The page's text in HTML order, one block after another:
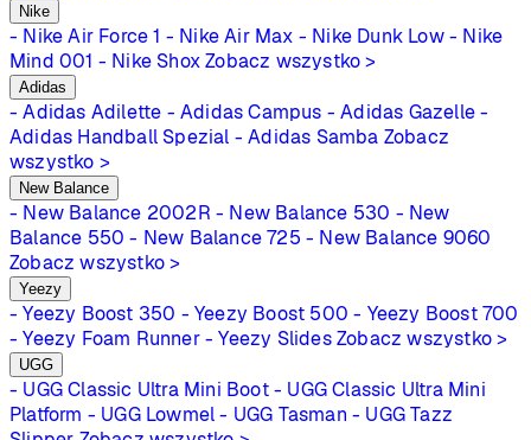
Nike
- Nike Air Force 1 - Nike Air Max - Nike Dunk Low - Nike
Mind 001 - Nike Shox Zobacz wszystko >
Adidas
- Adidas Adilette - Adidas Campus - Adidas Gazelle -
Adidas Handball Spezial - Adidas Samba Zobacz
wszystko >
New Balance
- New Balance 2002R - New Balance 530 - New
Balance 550 - New Balance 725 - New Balance 9060
Zobacz wszystko >
Yeezy
- Yeezy Boost 350 - Yeezy Boost 500 - Yeezy Boost 700
- Yeezy Foam Runner - Yeezy Slides Zobacz wszystko >
UGG
- UGG Classic Ultra Mini Boot - UGG Classic Ultra Mini
Platform - UGG Lowmel - UGG Tasman - UGG Tazz